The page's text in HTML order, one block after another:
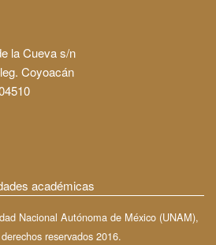
la Cueva s/n
Coyoacán
académicas
Nacional Autónoma de México (UNAM),
reservados 2016.